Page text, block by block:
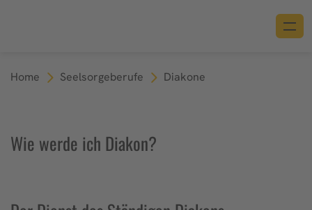
Home Seelsorgeberufe Diakone
Wie werde ich Diakon?